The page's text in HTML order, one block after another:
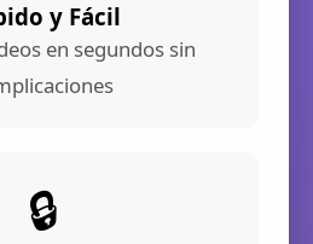
y Fácil
en segundos sin
🔒